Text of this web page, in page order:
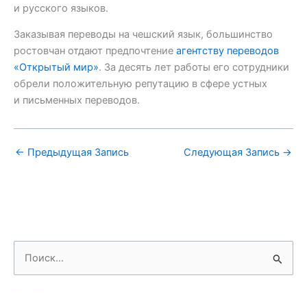
и русского языков.
Заказывая переводы на чешский язык, большинство
ростовчан отдают предпочтение агентству переводов
«Открытый мир». За десять лет работы его сотрудники
обрели положительную репутацию в сфере устных
и письменных переводов.
← Предыдущая Запись Следующая Запись →